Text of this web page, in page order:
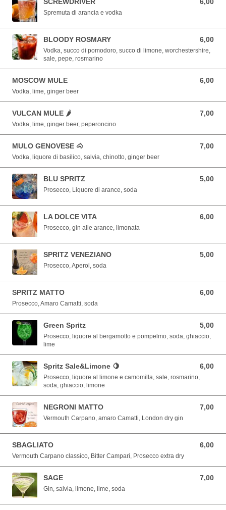
SCREWDRIVER 6,00
6,00 EUR
Spremuta di arancia e vodka
BLOODY ROSMARY 6,00
6,00 EUR
Vodka, succo di pomodoro, succo di limone, worchestershire,
sale, pepe, rosmarino
MOSCOW MULE 6,00
6,00 EUR
Vodka, lime, ginger beer
VULCAN MULE 🌶 7,00
7,00 EUR
Vodka, lime, ginger beer, peperoncino
MULO GENOVESE 🐴 7,00
7,00 EUR
Vodka, liquore di basilico, salvia, chinotto, ginger beer
BLU SPRITZ 5,00
5,00 EUR
Prosecco, Liquore di arance, soda
LA DOLCE VITA 6,00
6,00 EUR
Prosecco, gin alle arance, limonata
SPRITZ VENEZIANO 5,00
5,00 EUR
Prosecco, Aperol, soda
SPRITZ MATTO 6,00
6,00 EUR
Prosecco, Amaro Camatti, soda
Green Spritz 5,00
5,00 EUR
Prosecco, liquore al bergamotto e pompelmo, soda, ghiaccio,
lime
Spritz Sale&Limone 🍋 6,00
6,00 EUR
Prosecco, liquore al limone e camomilla, sale, rosmarino,
soda, ghiaccio, limone
NEGRONI MATTO 7,00
7,00 EUR
Vermouth Carpano, amaro Camatti, London dry gin
SBAGLIATO 6,00
6,00 EUR
Vermouth Carpano classico, Bitter Campari, Prosecco extra dry
SAGE 7,00
7,00 EUR
Gin, salvia, limone, lime, soda